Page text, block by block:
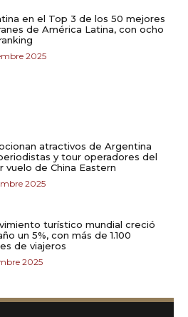
en el Top 3 de los 50 mejores
de América Latina, con ocho
2025
atractivos de Argentina
y tour operadores del
vuelo de China Eastern
2025
turístico mundial creció
un 5%, con más de 1.100
de viajeros
2025